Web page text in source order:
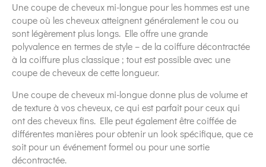
Une coupe de cheveux mi-longue pour les hommes est une
coupe où les cheveux atteignent généralement le cou ou
sont légèrement plus longs. Elle offre une grande
polyvalence en termes de style – de la coiffure décontractée
à la coiffure plus classique ; tout est possible avec une
coupe de cheveux de cette longueur.
Une coupe de cheveux mi-longue donne plus de volume et
de texture à vos cheveux, ce qui est parfait pour ceux qui
ont des cheveux fins. Elle peut également être coiffée de
différentes manières pour obtenir un look spécifique, que ce
soit pour un événement formel ou pour une sortie
décontractée.